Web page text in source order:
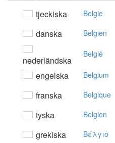
tjeckiska Belgie
danska Belgien
nederländska
België
engelska Belgium
franska Belgique
tyska Belgien
grekiska Bέλγιo